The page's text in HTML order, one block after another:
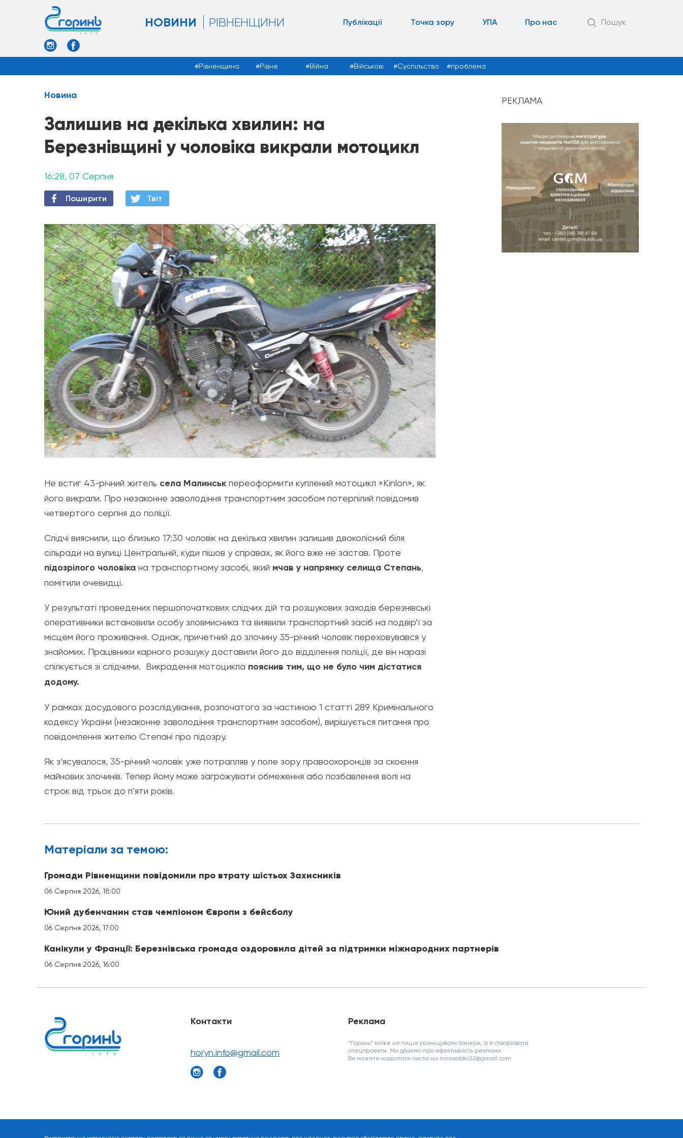
НОВИНИ РІВНЕНЩИНИ Публікації Точка зору УПА Про нас Пошук
Рівненщина Рівне Війна Військові Суспільство проблема
Новина
Залишив на декілька хвилин: на
Березнівщині у чоловіка викрали мотоцикл
16:28, 07 Серпня
Поширити Твiт
Не встиг 43-річний житель села Малинськ переоформити куплений мотоцикл «Kinlon», як
його викрали. Про незаконне заволодіння транспортним засобом потерпілий повідомив
четвертого серпня до поліції.
Слідчі вияснили, що близько 17:30 чоловік на декілька хвилин залишив двоколісний біля
сільради на вулиці Центральній, куди пішов у справах, як його вже не застав. Проте
підозрілого чоловіка на транспортному засобі, який мчав у напрямку селища Степань,
помітили очевидці.
У результаті проведених першопочаткових слідчих дій та розшукових заходів березнівські
оперативники встановили особу зловмисника та виявили транспортний засіб на подвір’ї за
місцем його проживання. Однак, причетний до злочину 35-річний чоловік переховувався у
знайомих. Працівники карного розшуку доставили його до відділення поліції, де він наразі
спілкується зі слідчими. Викрадення мотоцикла пояснив тим, що не було чим дістатися
додому.
У рамках досудового розслідування, розпочатого за частиною 1 статті 289 Кримінального
кодексу України (незаконне заволодіння транспортним засобом), вирішується питання про
повідомлення жителю Степані про підозру.
Як з’ясувалося, 35-річний чоловік уже потрапляв у поле зору правоохоронців за скоєння
майнових злочинів. Тепер йому може загрожувати обмеження або позбавлення волі на
строк від трьох до п’яти років.
РЕКЛАМА
Матерiали за темою:
Громади Рівненщини повідомили про втрату шістьох Захисників
06 Серпня 2026, 18:00
Юний дубенчанин став чемпіоном Європи з бейсболу
06 Серпня 2026, 17:00
Канікули у Франції: Березнівська громада оздоровила дітей за підтримки міжнародних партнерів
06 Серпня 2026, 16:00
Контакти
horyn.info@gmail.com
Реклама
*Горинь* може не лише розміщувати банери, а й створювати
спецпроекти. Ми дбаємо про ефективність реклами.
Ви можете надіслати листа на innasobko22@gmail.com